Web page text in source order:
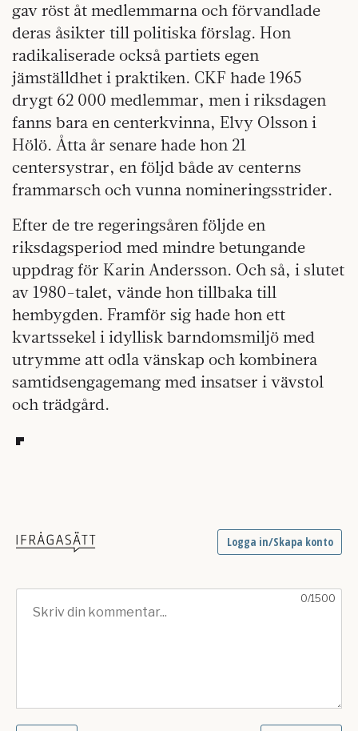
gav röst åt medlemmarna och förvandlade
deras åsikter till politiska förslag. Hon
radikaliserade också partiets egen
jämställdhet i praktiken. CKF hade 1965
drygt 62 000 medlemmar, men i riksdagen
fanns bara en centerkvinna, Elvy Olsson i
Hölö. Åtta år senare hade hon 21
centersystrar, en följd både av centerns
frammarsch och vunna nomineringsstrider.
Efter de tre regeringsåren följde en
riksdagsperiod med mindre betungande
uppdrag för Karin Andersson. Och så, i slutet
av 1980-talet, vände hon tillbaka till
hembygden. Framför sig hade hon ett
kvartssekel i idyllisk barndomsmiljö med
utrymme att odla vänskap och kombinera
samtidsengagemang med insatser i vävstol
och trädgård.